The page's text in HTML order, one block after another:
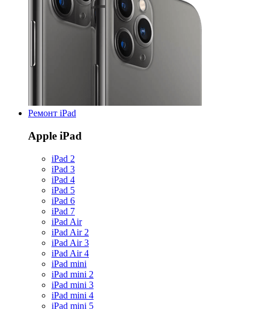
Ремонт iPad
Apple iPad
iPad 2
iPad 3
iPad 4
iPad 5
iPad 6
iPad 7
iPad Air
iPad Air 2
iPad Air 3
iPad Air 4
iPad mini
iPad mini 2
iPad mini 3
iPad mini 4
iPad mini 5